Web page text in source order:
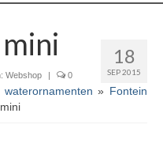
18
SEP 2015
Webshop | 0
» Fontein